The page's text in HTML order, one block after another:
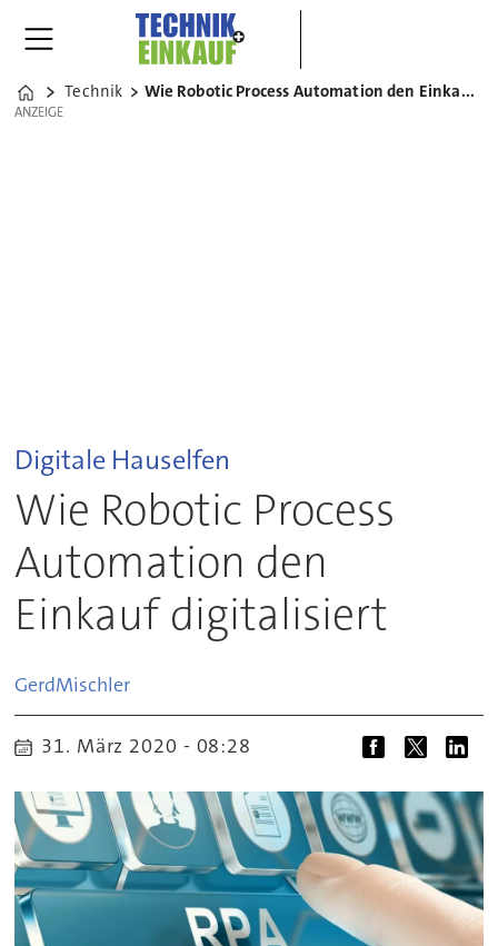
Home
Technik Wie Robotic Process Automation den Einkauf digitalisiert
ANZEIGE
ANZEIGE
Digitale Hauselfen
Wie Robotic Process
Automation den
Einkauf digitalisiert
GerdMischler
31. März 2020 - 08:28